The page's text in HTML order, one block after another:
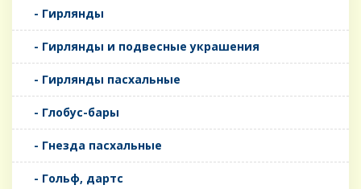
- Гирлянды
- Гирлянды и подвесные украшения
- Гирлянды пасхальные
- Глобус-бары
- Гнезда пасхальные
- Гольф, дартс